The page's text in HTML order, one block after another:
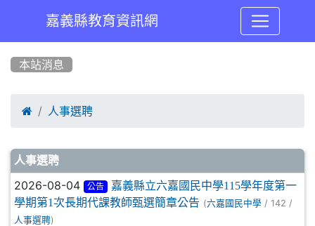
嘉義縣教育資訊網
本站消息
 人事選聘
文章列表
人事選聘
2026-08-04 公告
嘉義縣立六嘉國民中學115學年度第一
學期第1次長期代課教師甄選簡章公告 (六嘉國民中學 / 142 /
人事選聘)